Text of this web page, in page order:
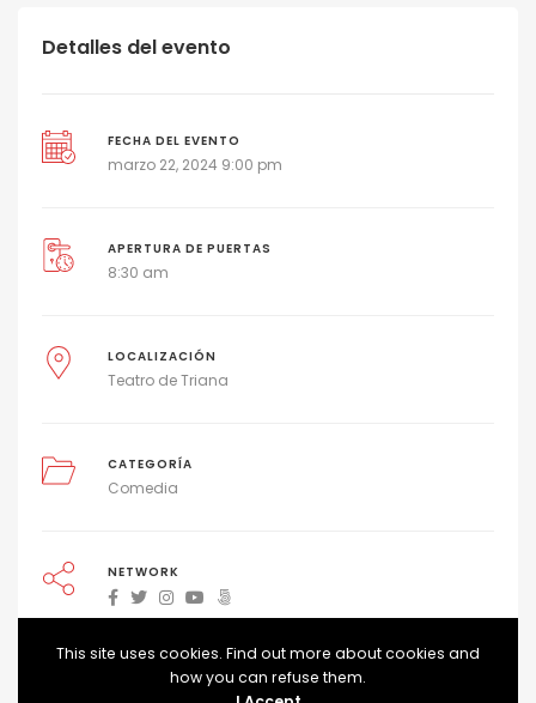
Detalles del evento
FECHA DEL EVENTO
marzo 22, 2024 9:00 pm
APERTURA DE PUERTAS
8:30 am
LOCALIZACIÓN
Teatro de Triana
CATEGORÍA
Comedia
NETWORK
ADD TO CALENDAR
This site uses cookies. Find out more about cookies and
how you can refuse them.